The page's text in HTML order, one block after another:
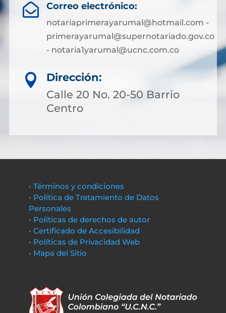
 Correo electrónico:
notariaprimerayarumal@hotmail.com -
primerayarumal@supernotariado.gov.co
- notaria1yarumal@ucnc.com.co

Dirección:
Calle 20 No. 20-50 Barrio
Centro
• Términos y condiciones
• Política de Tratamiento de Datos
Personales
• Políticas de derechos de autor
• Certificado de Accesibilidad
• Políticas de Privacidad Web
• Mapa del Sitio